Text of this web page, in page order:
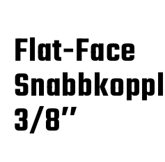
Flat-Face
3/8″